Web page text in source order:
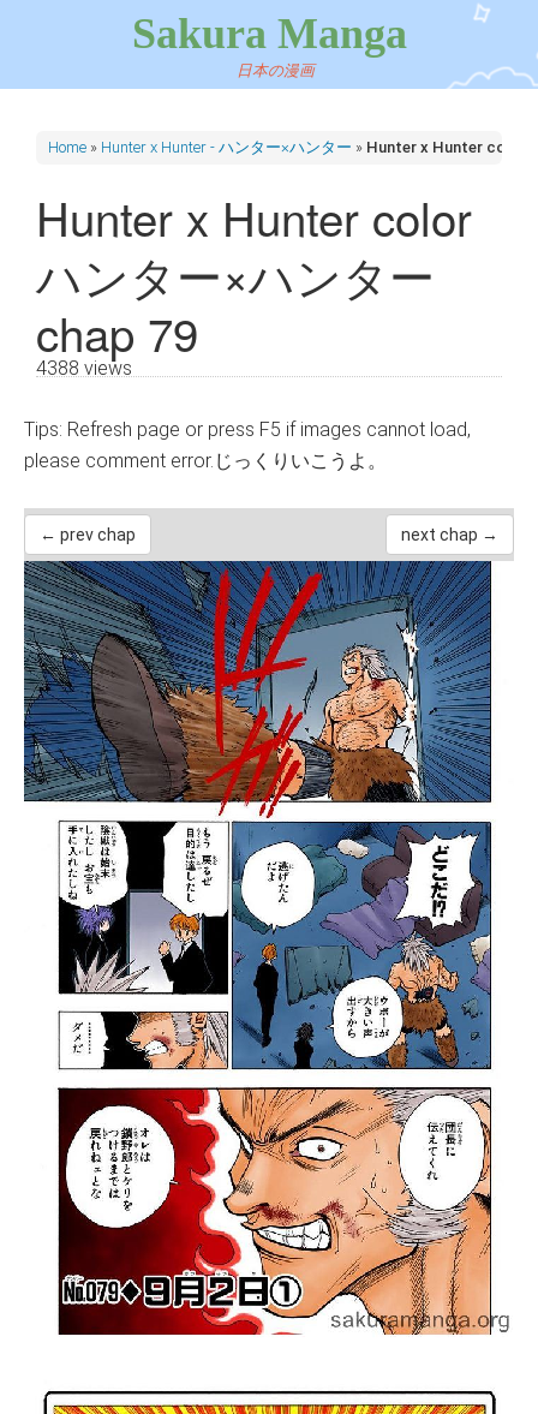
Sakura Manga
日本の漫画
Home » Hunter x Hunter - ハンター×ハンター » Hunter x Hunter color
Hunter x Hunter color
ハンター×ハンター
chap 79
4388 views
Tips: Refresh page or press F5 if images cannot load,
please comment error.じっくりいこうよ。
← prev chap next chap →